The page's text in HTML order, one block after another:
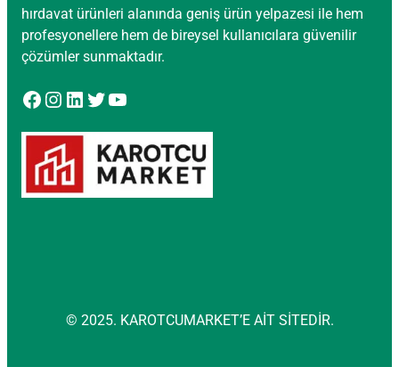
hırdavat ürünleri alanında geniş ürün yelpazesi ile hem
profesyonellere hem de bireysel kullanıcılara güvenilir
çözümler sunmaktadır.
Facebook Instagram LinkedIn Twitter YouTube
© 2025. KAROTCUMARKET’E AİT SİTEDİR.